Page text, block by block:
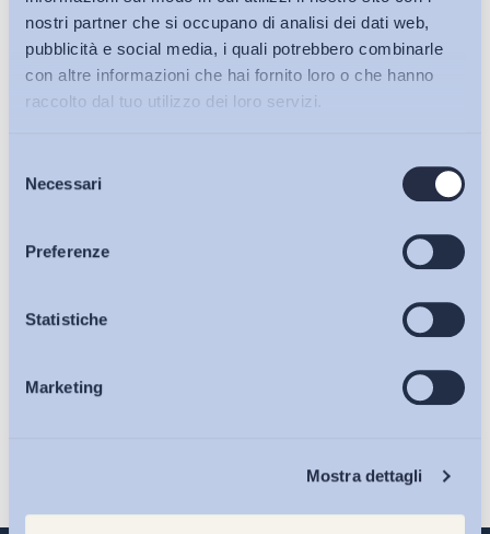
nostri partner che si occupano di analisi dei dati web,
pubblicità e social media, i quali potrebbero combinarle
con altre informazioni che hai fornito loro o che hanno
raccolto dal tuo utilizzo dei loro servizi.
delNecessari
Preferenze
Statistiche
Marketing
Mostra dettagli
Bollettini ADAPT
Articoli
Osservatori
Eventi
sulla pagina della
Iscriviti